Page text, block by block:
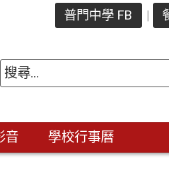
普門中學 FB
音 學校行事曆